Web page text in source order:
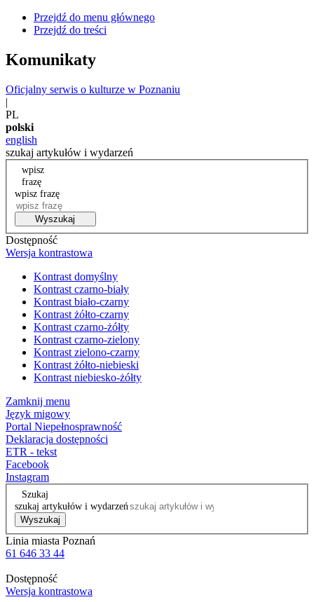
Przejdź do menu głównego
Przejdź do treści
Komunikaty
Oficjalny serwis o kulturze w Poznaniu
|
PL
polski
english
szukaj artykułów i wydarzeń
wpisz
frazę
wpisz frazę
Wyszukaj
Dostępność
Wersja kontrastowa
Kontrast domyślny
Kontrast czarno-biały
Kontrast biało-czarny
Kontrast żółto-czarny
Kontrast czarno-żółty
Kontrast czarno-zielony
Kontrast zielono-czarny
Kontrast żółto-niebieski
Kontrast niebiesko-żółty
Zamknij menu
Język migowy
Portal Niepełnosprawność
Deklaracja dostępności
ETR - tekst
Facebook
Instagram
Szukaj
szukaj artykułów i wydarzeń
Wyszukaj
Linia miasta Poznań
61 646 33 44
Dostępność
Wersja kontrastowa